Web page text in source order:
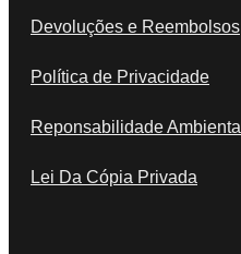
Devoluções e Reembolsos
Política de Privacidade
Reponsabilidade Ambiental
Lei Da Cópia Privada